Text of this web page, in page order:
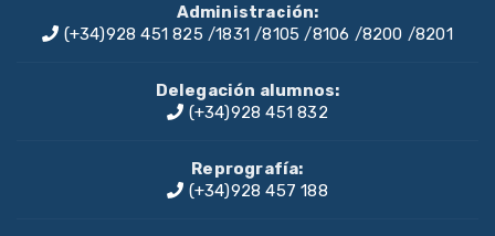
Administración:
(+34)928 451 825 /1831/8105 /8106 /8200 /8201
Delegación alumnos:
(+34)928 451 832
Reprografía:
(+34)928 457 188